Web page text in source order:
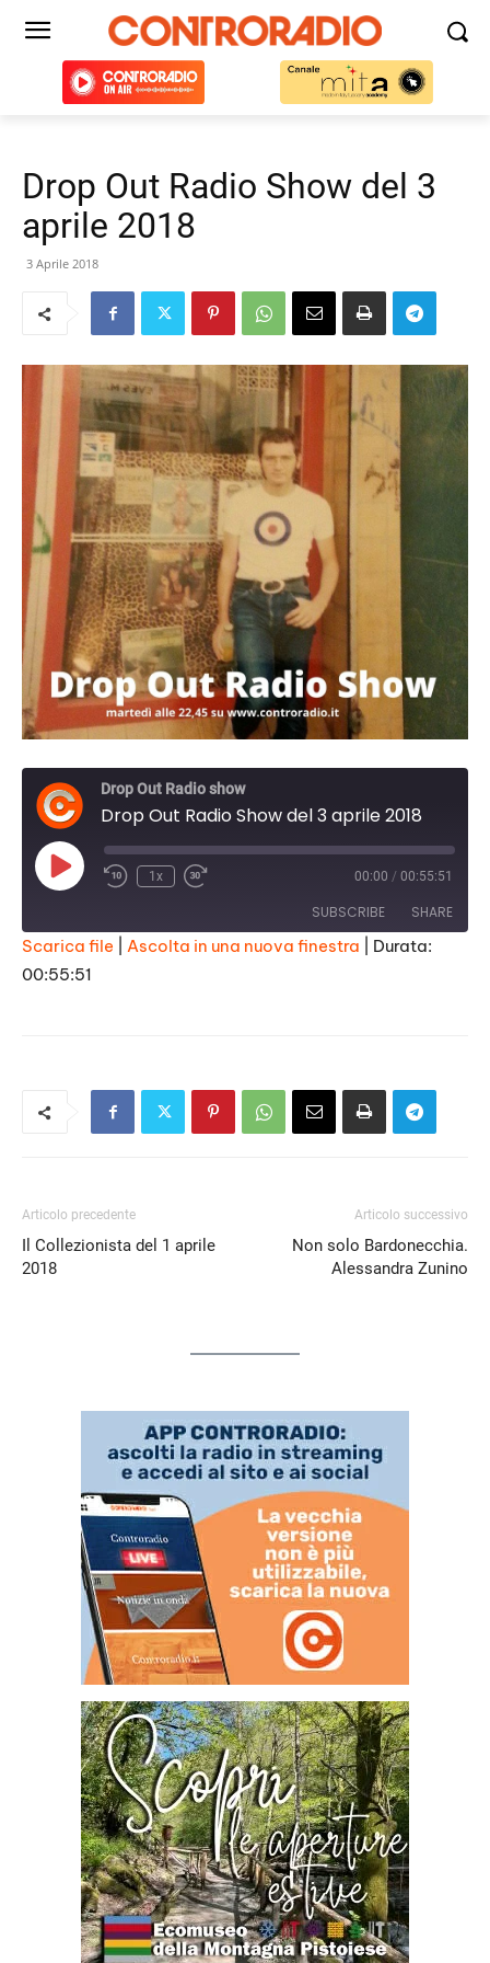
Drop Out Radio Show del 3
aprile 2018
3 Aprile 2018
Drop Out Radio show
Drop Out Radio Show del 3 aprile 2018
Play
Episode
1x 00:00 / 00:55:51
SUBSCRIBE SHARE
SHARE
Scarica file Ascolta in una nuova finestra
Durata:
00:55:51
Articolo precedente
Il Collezionista del 1 aprile
2018
Articolo successivo
Non solo Bardonecchia.
Alessandra Zunino